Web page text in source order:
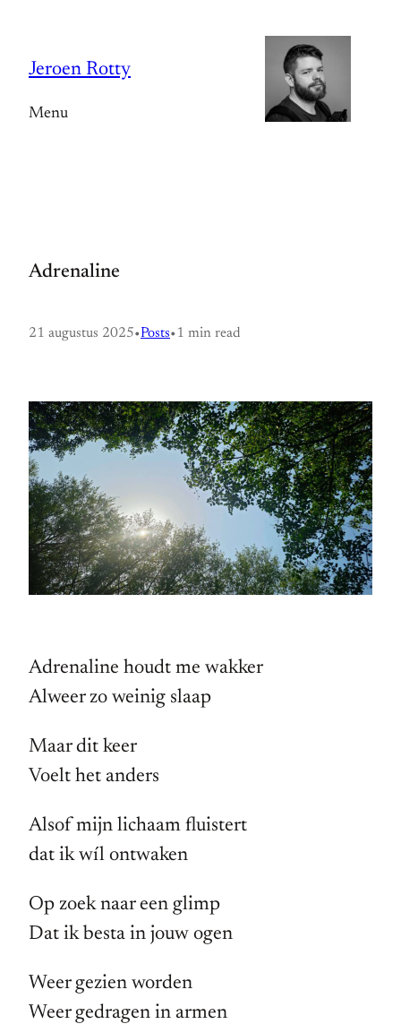
inhoud
Jeroen Rotty
Menu
Adrenaline
21 augustus 2025•Posts•1 min read
Adrenaline houdt me wakker
Alweer zo weinig slaap
Maar dit keer
Voelt het anders
Alsof mijn lichaam fluistert
dat ik wíl ontwaken
Op zoek naar een glimp
Dat ik besta in jouw ogen
Weer gezien worden
Weer gedragen in armen